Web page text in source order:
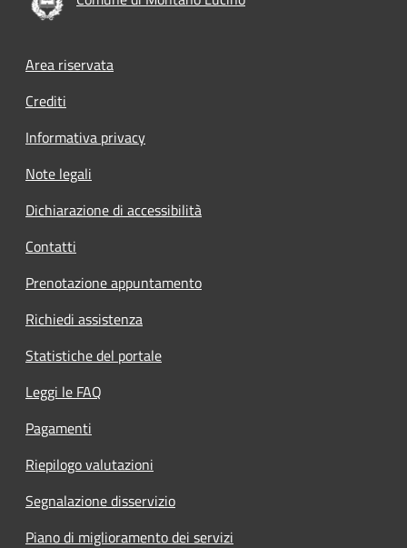
Footer menu
Area riservata
Crediti
Informativa privacy
Note legali
Dichiarazione di accessibilità
Contatti
Prenotazione appuntamento
Richiedi assistenza
Statistiche del portale
Leggi le FAQ
Pagamenti
Riepilogo valutazioni
Segnalazione disservizio
Piano di miglioramento dei servizi